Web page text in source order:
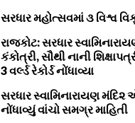
સરધાર મહોત્સવમાં ૩ વિશ્વ
રાજકોટ: સરધાર
કંકોત્રી, સૌથી નાની
3 વર્લ્ડ રેકોર્ડ નોંધાવ્યા
સરધાર સ્વામિનારાયણ મંદિ૨ એ
નોંધાવ્યું વાંચો સમગ્ર માહિતી